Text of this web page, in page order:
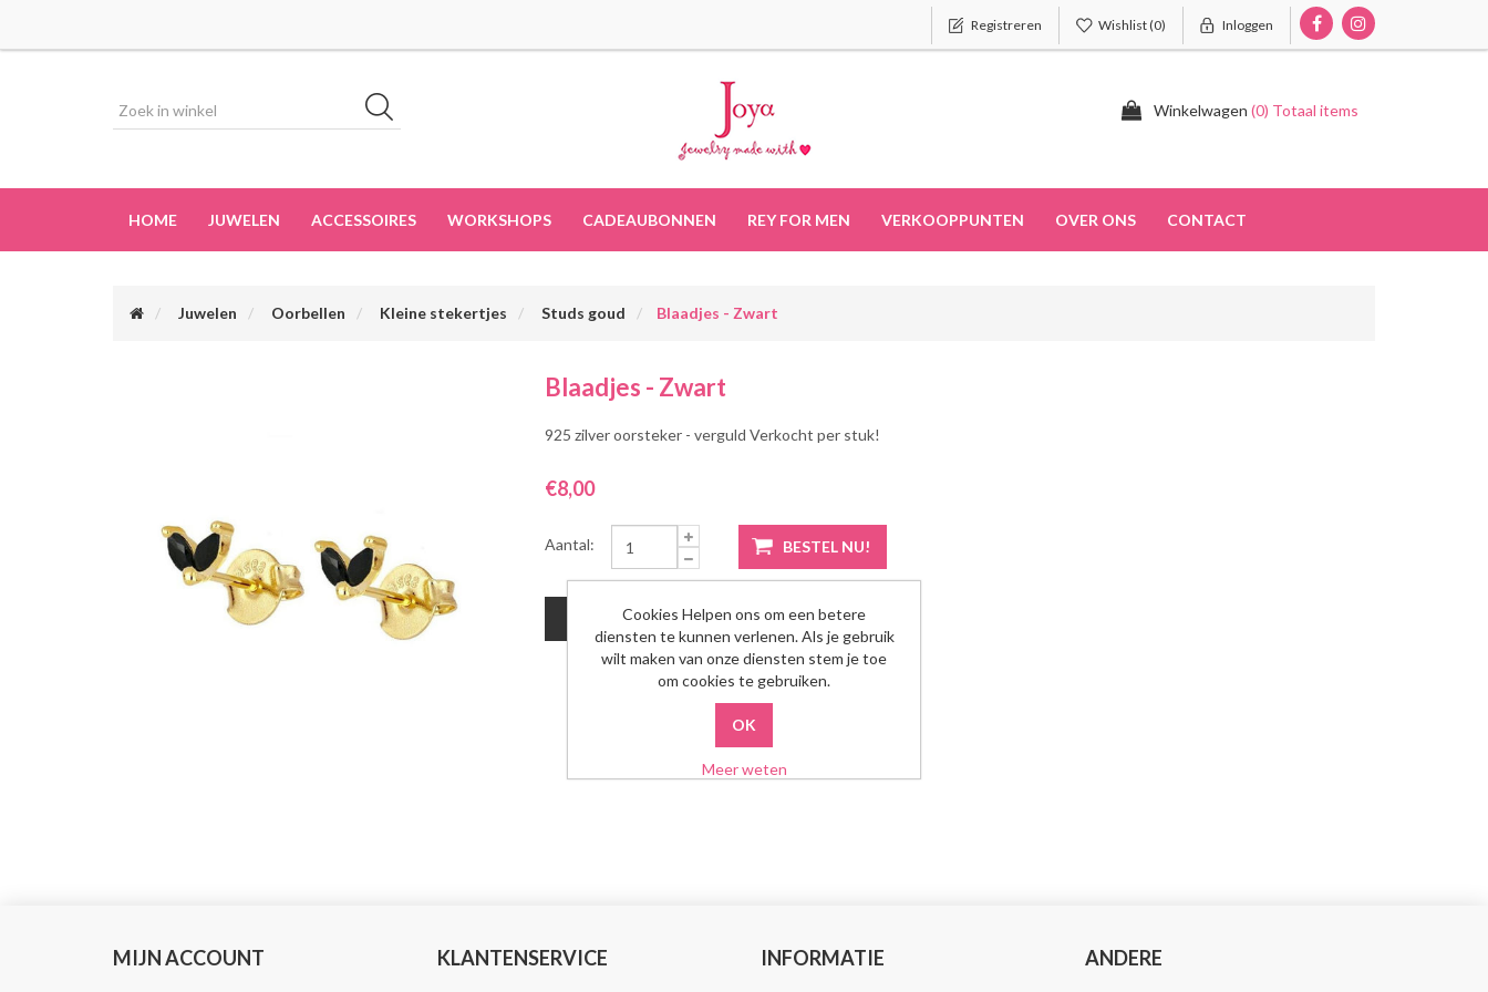
Registreren Wishlist(0) Inloggen
Winkelwagen (0) Totaal items
HOME JUWELEN ACCESSOIRES WORKSHOPS CADEAUBONNEN REY FOR MEN VERKOOPPUNTEN OVER ONS CONTACT
Juwelen Oorbellen Kleine stekertjes Studs goud Blaadjes - Zwart
Blaadjes - Zwart
925 zilver oorsteker - verguld Verkocht per stuk!
€8,00
Aantal:
MIJN ACCOUNT KLANTENSERVICE INFORMATIE ANDERE
Cookies Helpen ons om een betere
diensten te kunnen verlenen. Als je gebruik
wilt maken van onze diensten stem je toe
om cookies te gebruiken.
Meer weten